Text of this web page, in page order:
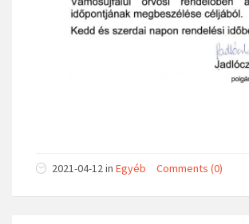
2021-04-12in Egyéb Comments (0)